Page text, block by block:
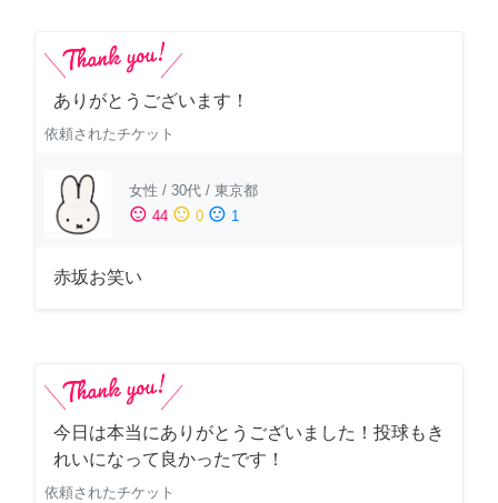
ありがとうございます！
依頼されたチケット
女性 / 30代 / 東京都
sentiment_satisfied 44 sentiment_neutral 0 sentiment_dissatisfied 1
赤坂お笑い
今日は本当にありがとうございました！投球もき
れいになって良かったです！
依頼されたチケット